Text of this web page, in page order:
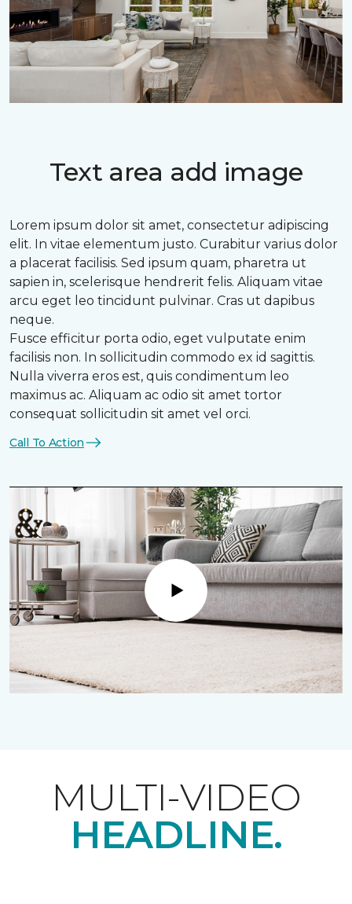
Text area add image
Lorem ipsum dolor sit amet, consectetur adipiscing
elit. In vitae elementum justo. Curabitur varius dolor
a placerat facilisis. Sed ipsum quam, pharetra ut
sapien in, scelerisque hendrerit felis. Aliquam vitae
arcu eget leo tincidunt pulvinar. Cras ut dapibus
neque.
Fusce efficitur porta odio, eget vulputate enim
facilisis non. In sollicitudin commodo ex id sagittis.
Nulla viverra eros est, quis condimentum leo
maximus ac. Aliquam ac odio sit amet tortor
consequat sollicitudin sit amet vel orci.
Call To Action
Play
MULTI-VIDEO
HEADLINE.